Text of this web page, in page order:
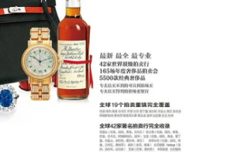
電子/紙本書
HOT